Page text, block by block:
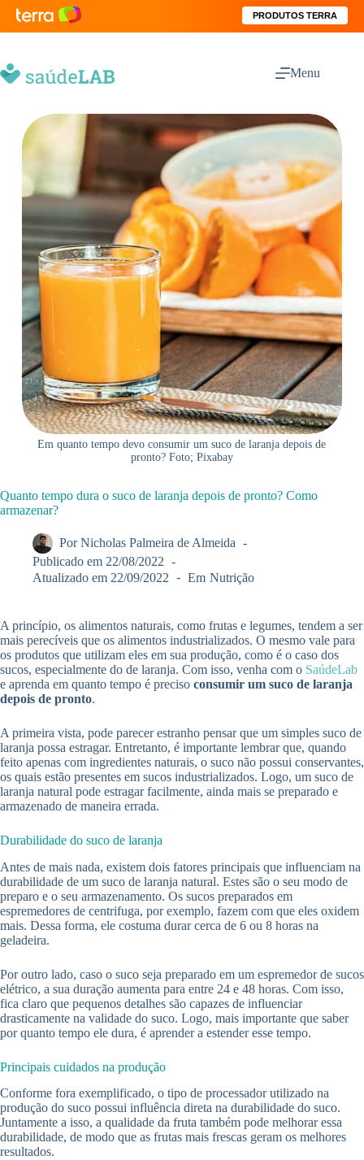
PRODUTOS TERRA
Menu
Em quanto tempo devo consumir um suco de laranja depois de
pronto? Foto; Pixabay
Quanto tempo dura o suco de laranja depois de pronto? Como
armazenar?
Por Nicholas Palmeira de Almeida
Publicado em 22/08/2022
Atualizado em 22/09/2022 Em Nutrição
A princípio, os alimentos naturais, como frutas e legumes, tendem a ser
mais perecíveis que os alimentos industrializados. O mesmo vale para
os produtos que utilizam eles em sua produção, como é o caso dos
sucos, especialmente do de laranja. Com isso, venha com o SaúdeLab
e aprenda em quanto tempo é preciso consumir um suco de laranja
depois de pronto.
A primeira vista, pode parecer estranho pensar que um simples suco de
laranja possa estragar. Entretanto, é importante lembrar que, quando
feito apenas com ingredientes naturais, o suco não possui conservantes,
os quais estão presentes em sucos industrializados. Logo, um suco de
laranja natural pode estragar facilmente, ainda mais se preparado e
armazenado de maneira errada.
Durabilidade do suco de laranja
Antes de mais nada, existem dois fatores principais que influenciam na
durabilidade de um suco de laranja natural. Estes são o seu modo de
preparo e o seu armazenamento. Os sucos preparados em
espremedores de centrifuga, por exemplo, fazem com que eles oxidem
mais. Dessa forma, ele costuma durar cerca de 6 ou 8 horas na
geladeira.
Por outro lado, caso o suco seja preparado em um espremedor de sucos
elétrico, a sua duração aumenta para entre 24 e 48 horas. Com isso,
fica claro que pequenos detalhes são capazes de influenciar
drasticamente na validade do suco. Logo, mais importante que saber
por quanto tempo ele dura, é aprender a estender esse tempo.
Principais cuidados na produção
Conforme fora exemplificado, o tipo de processador utilizado na
produção do suco possui influência direta na durabilidade do suco.
Juntamente a isso, a qualidade da fruta também pode melhorar essa
durabilidade, de modo que as frutas mais frescas geram os melhores
resultados.